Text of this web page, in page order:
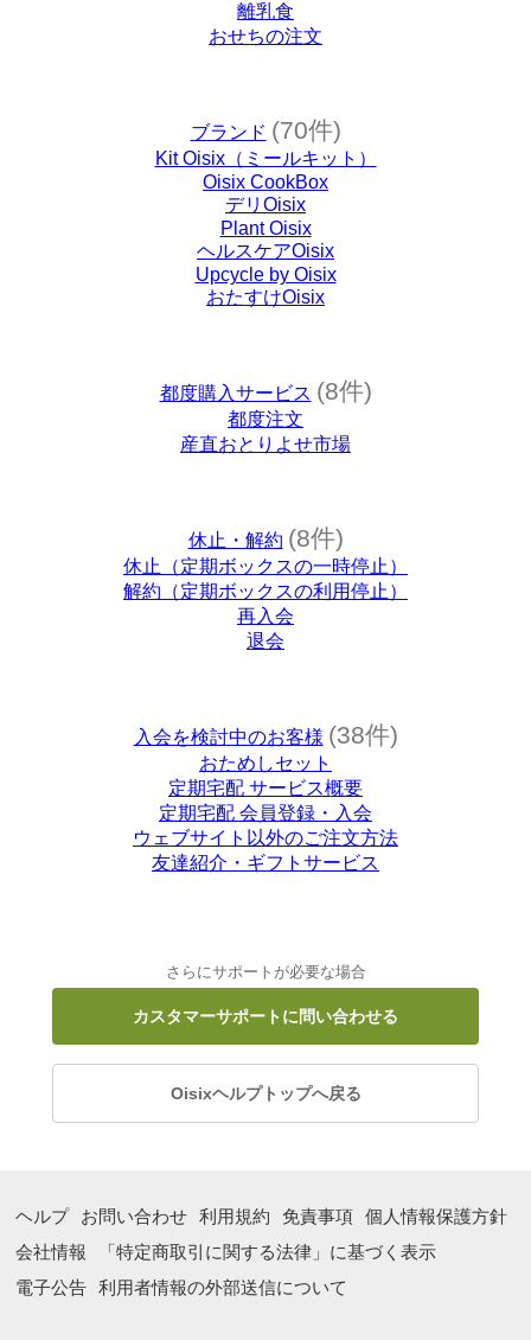
離乳食
おせちの注文
ブランド (70件)
Kit Oisix（ミールキット）
Oisix CookBox
デリOisix
Plant Oisix
ヘルスケアOisix
Upcycle by Oisix
おたすけOisix
都度購入サービス (8件)
都度注文
産直おとりよせ市場
休止・解約 (8件)
休止（定期ボックスの一時停止）
解約（定期ボックスの利用停止）
再入会
退会
入会を検討中のお客様 (38件)
おためしセット
定期宅配 サービス概要
定期宅配 会員登録・入会
ウェブサイト以外のご注文方法
友達紹介・ギフトサービス